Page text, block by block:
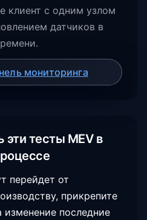
клиент с одним узлом
датчиков в
мониторинга
эти тесты MEV в
перейдет от
прикрепите
последние